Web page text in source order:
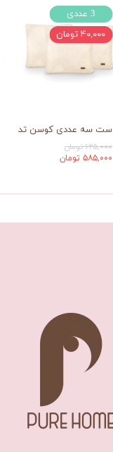
ست سه عددی کوسن تدی
۶۲۵,۰۰۰ تومان
۵۸۵,۰۰۰ تومان
3 عددی
۴۰,۰۰۰ تومان